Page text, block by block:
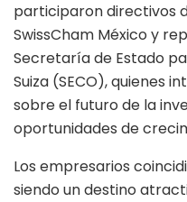
participaron directivos
SwissCham México y
Secretaría de Estado
Suiza (SECO), quienes
sobre el futuro de la
oportunidades de
Los empresarios
siendo un destino